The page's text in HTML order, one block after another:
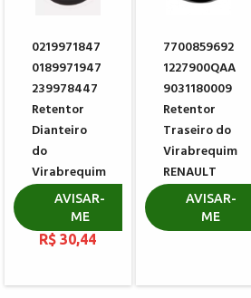
0219971847
0189971947
239978447
Retentor
Dianteiro
do
Virabrequim
MERCEDES
R$ 30,44
AVISAR-
ME
7700859692
1227900QAA
9031180009
Retentor
Traseiro do
Virabrequim
RENAULT
R$ 178,86
AVISAR-
ME